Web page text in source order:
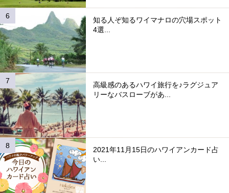
知る人ぞ知るワイマナロの穴場スポット
4選...
高級感のあるハワイ旅行を♪ラグジュア
リーなバスローブがあ...
2021年11月15日のハワイアンカード占
い...